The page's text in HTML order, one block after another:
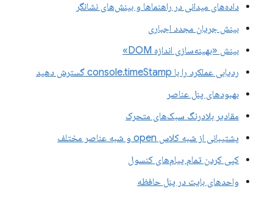
داده‌های میدانی در راهنماها و بینش‌های نشانگر
بینش جریان مجدد اجباری
بینش «بهینه‌سازی اندازه DOM»
ردیابی عملکرد را با console.timeStamp گسترش دهید
بهبودهای پنل عناصر
مقادیر بلادرنگ سبک‌های متحرک
پشتیبانی از شبه کلاس open و شبه عناصر مختلف
کپی کردن تمام پیام‌های کنسول
واحدهای بایت در پنل حافظه